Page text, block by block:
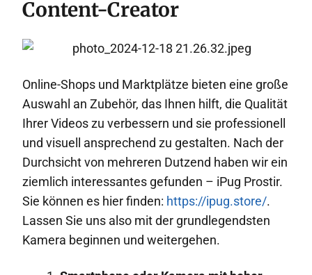
Content-Creator
Online-Shops und Marktplätze bieten eine große
Auswahl an Zubehör, das Ihnen hilft, die Qualität
Ihrer Videos zu verbessern und sie professionell
und visuell ansprechend zu gestalten. Nach der
Durchsicht von mehreren Dutzend haben wir ein
ziemlich interessantes gefunden – iPug Prostir.
Sie können es hier finden: https://ipug.store/.
Lassen Sie uns also mit der grundlegendsten
Kamera beginnen und weitergehen.